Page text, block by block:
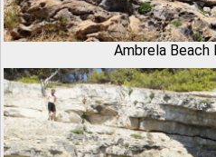
Ambrela Beach